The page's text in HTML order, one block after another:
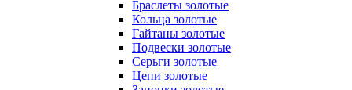
Браслеты золотые
Кольца золотые
Гайтаны золотые
Подвески золотые
Серьги золотые
Цепи золотые